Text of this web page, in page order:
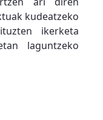
kudeatzeko
ikerketa
laguntzeko